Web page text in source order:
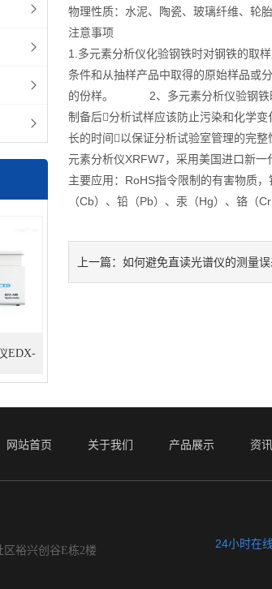
EDX-
物理性质：水泥、陶瓷、玻璃纤维、轮
注意事项
1.多元素分析仪化验钢铁时对钢铁的取
条件和从抽样产品中取得的原始样品或
的份样。 2、多元素分析仪验钢铁时
制备后分析试样应该防止污染和化学
长的时间以保证分析试验室管理的完整
元素分析仪XRFW7，采用美国进口新一
主要应用：RoHS指令限制的有害物质
（Cb）、铅（Pb）、汞（Hg）、铬（
上一篇： 如何避免直读光谱仪的测量
网站首页 关于我们 产品展示 资
裕兴创谷E栋2楼
24小时在